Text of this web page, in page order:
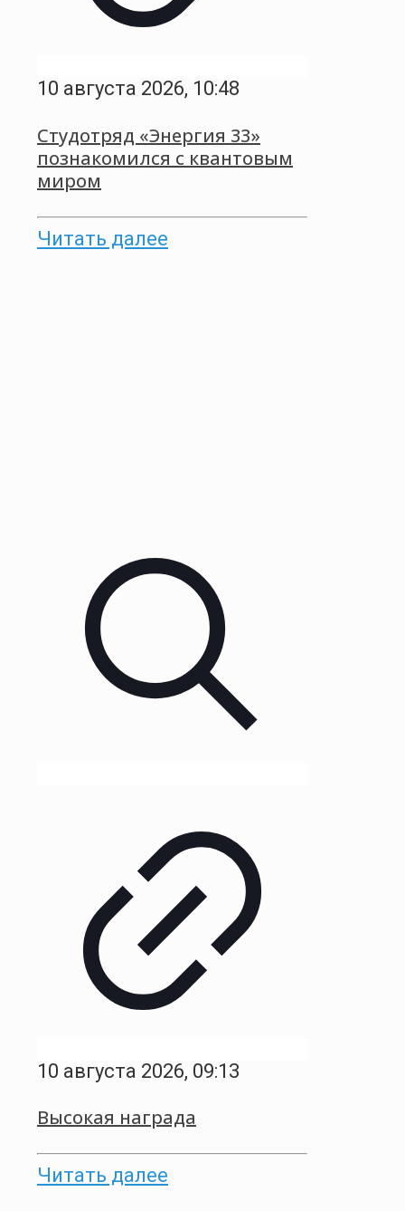
10 августа 2026, 10:48
Студотряд «Энергия 33»
познакомился с квантовым
миром
Читать далее
10 августа 2026, 09:13
Высокая награда
Читать далее